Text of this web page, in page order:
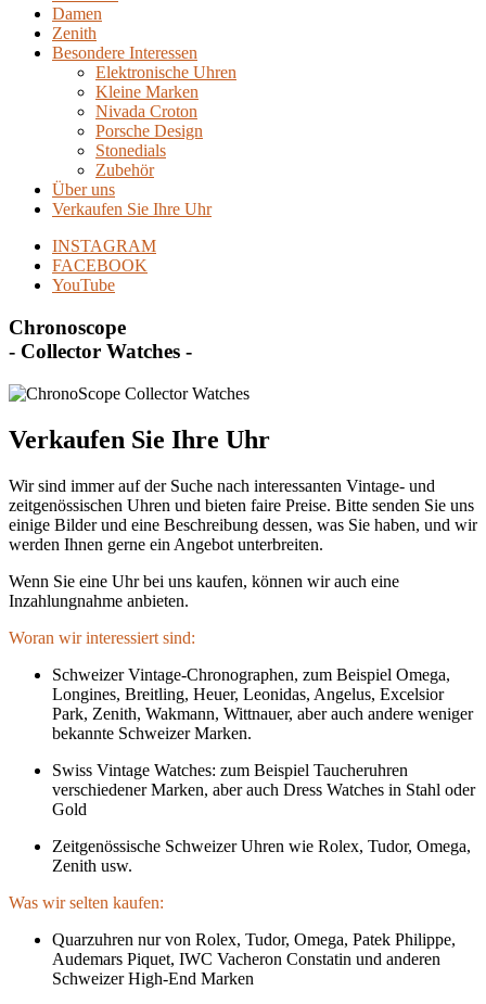
Damen
Zenith
Besondere Interessen
Elektronische Uhren
Kleine Marken
Nivada Croton
Porsche Design
Stonedials
Zubehör
Über uns
Verkaufen Sie Ihre Uhr
INSTAGRAM
FACEBOOK
YouTube
Chronoscope
- Collector Watches -
Verkaufen Sie Ihre Uhr
Wir sind immer auf der Suche nach interessanten Vintage- und
zeitgenössischen Uhren und bieten faire Preise. Bitte senden Sie uns
einige Bilder und eine Beschreibung dessen, was Sie haben, und wir
werden Ihnen gerne ein Angebot unterbreiten.
Wenn Sie eine Uhr bei uns kaufen, können wir auch eine
Inzahlungnahme anbieten.
Woran wir interessiert sind:
Schweizer Vintage-Chronographen, zum Beispiel Omega,
Longines, Breitling, Heuer, Leonidas, Angelus, Excelsior
Park, Zenith, Wakmann, Wittnauer, aber auch andere weniger
bekannte Schweizer Marken.
Swiss Vintage Watches: zum Beispiel Taucheruhren
verschiedener Marken, aber auch Dress Watches in Stahl oder
Gold
Zeitgenössische Schweizer Uhren wie Rolex, Tudor, Omega,
Zenith usw.
Was wir selten kaufen:
Quarzuhren nur von Rolex, Tudor, Omega, Patek Philippe,
Audemars Piquet, IWC Vacheron Constatin und anderen
Schweizer High-End Marken